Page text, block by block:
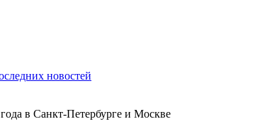
новостей
в Санкт-Петербурге и Москве